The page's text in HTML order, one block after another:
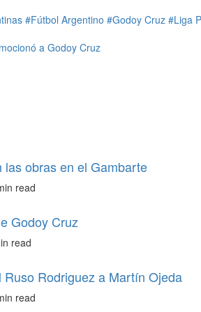
#Fútbol Argentino #Godoy Cruz #Liga
a Godoy Cruz
obras en el Gambarte
read
Godoy Cruz
read
Rodriguez a Martín Ojeda
read